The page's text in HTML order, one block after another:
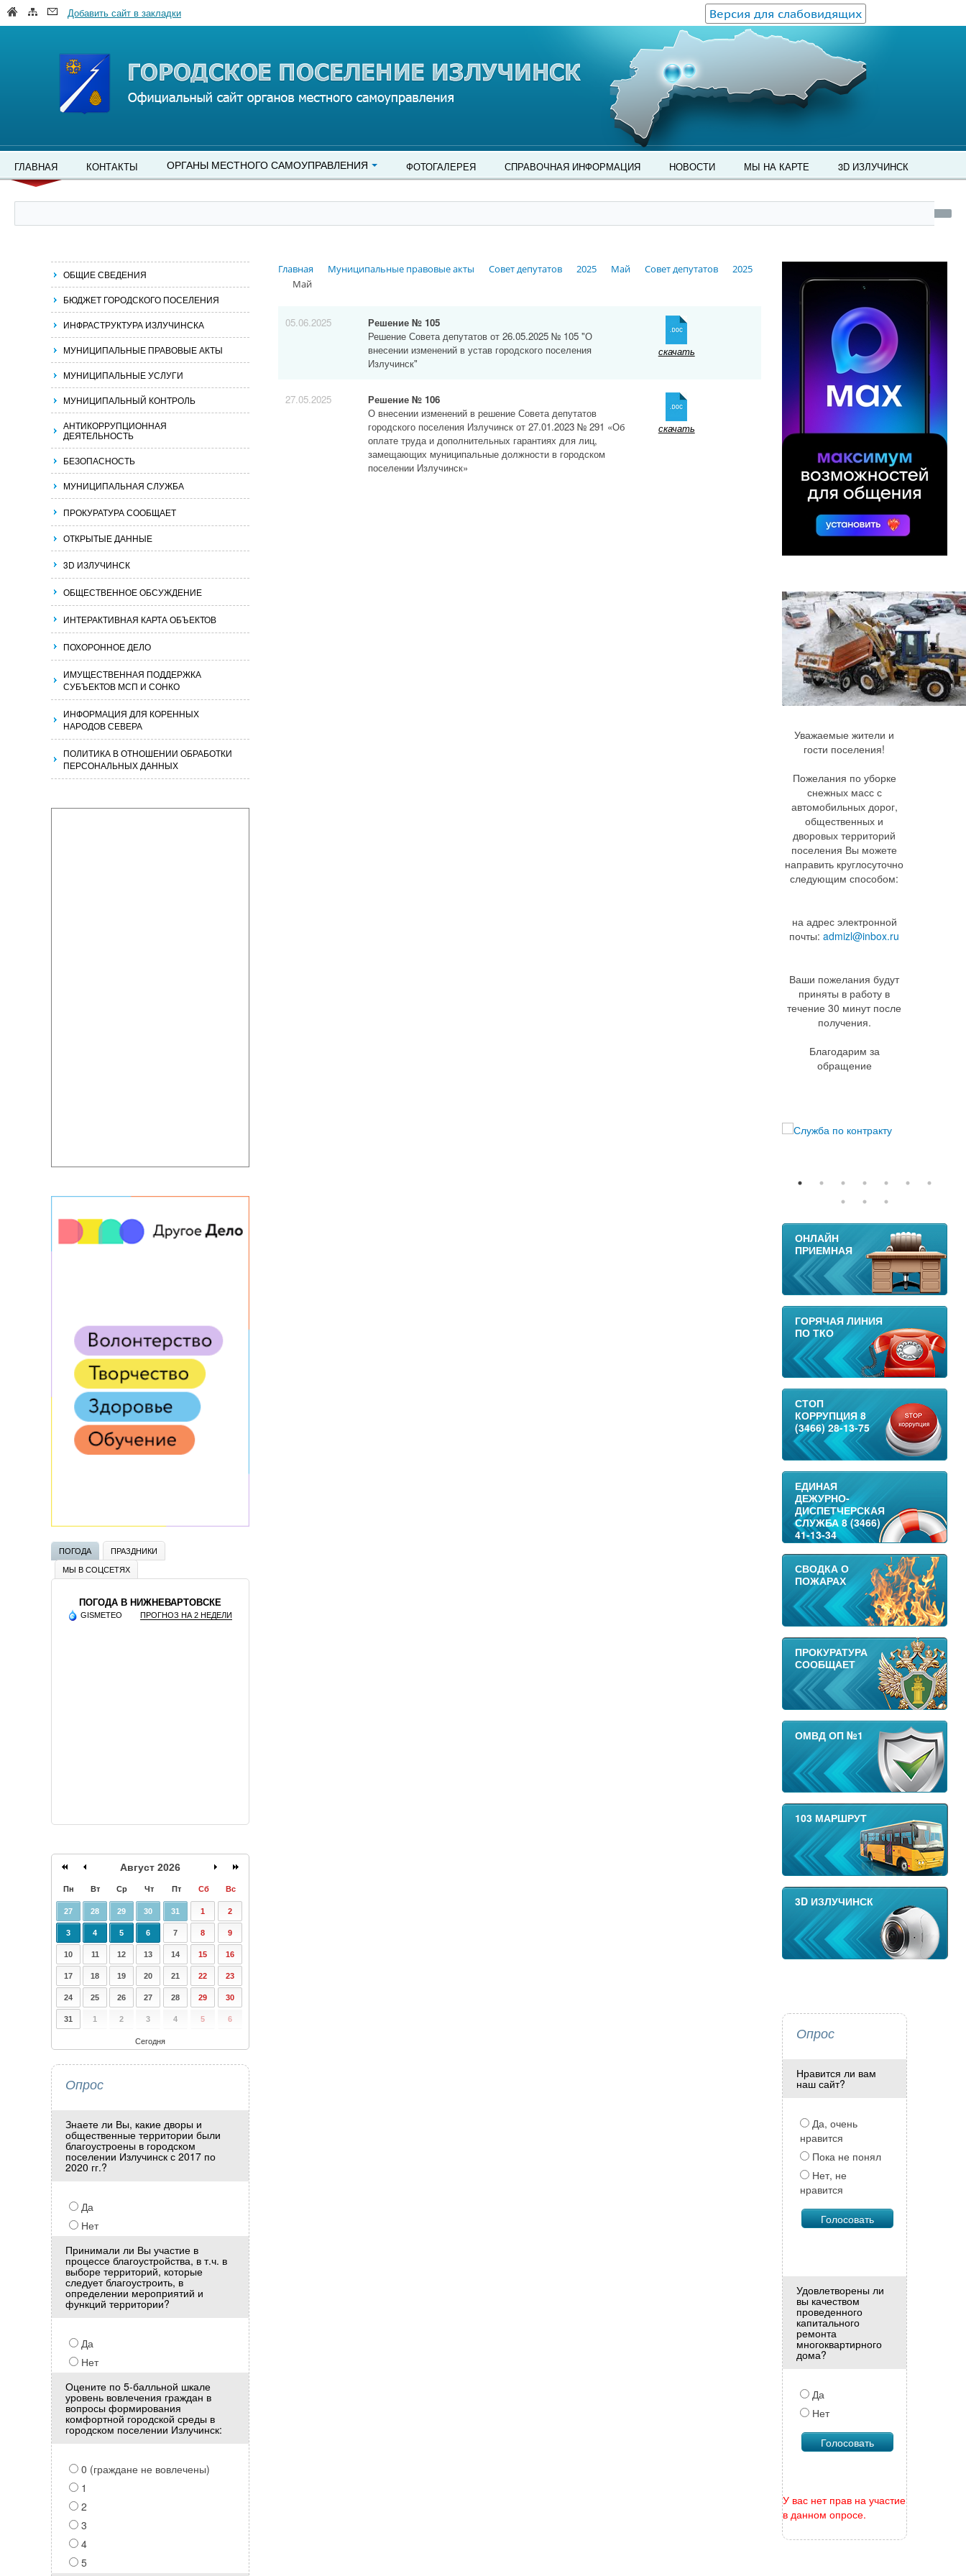
Версия для слабовидящих
Добавить сайт в закладки
ГЛАВНАЯ КОНТАКТЫ ОРГАНЫ МЕСТНОГО САМОУПРАВЛЕНИЯ ФОТОГАЛЕРЕЯ СПРАВОЧНАЯ ИНФОРМАЦИЯ НОВОСТИ МЫ НА КАРТЕ 3D ИЗЛУЧИНСК
Главная Муниципальные правовые акты Совет депутатов 2025 Май Совет депутатов
2025
Май
05.06.2025
Решение № 105
Решение Совета депутатов от 26.05.2025 № 105 "О
внесении изменений в устав городского поселения
Излучинск"
скачать
27.05.2025
Решение № 106
О внесении изменений в решение Совета депутатов
городского поселения Излучинск от 27.01.2023 № 291 «Об
оплате труда и дополнительных гарантиях для лиц,
замещающих муниципальные должности в городском
поселении Излучинск»
скачать
ОБЩИЕ СВЕДЕНИЯ
БЮДЖЕТ ГОРОДСКОГО ПОСЕЛЕНИЯ
ИНФРАСТРУКТУРА ИЗЛУЧИНСКА
МУНИЦИПАЛЬНЫЕ ПРАВОВЫЕ АКТЫ
МУНИЦИПАЛЬНЫЕ УСЛУГИ
МУНИЦИПАЛЬНЫЙ КОНТРОЛЬ
АНТИКОРРУПЦИОННАЯ
ДЕЯТЕЛЬНОСТЬ
БЕЗОПАСНОСТЬ
МУНИЦИПАЛЬНАЯ СЛУЖБА
ПРОКУРАТУРА СООБЩАЕТ
ОТКРЫТЫЕ ДАННЫЕ
3D ИЗЛУЧИНСК
ОБЩЕСТВЕННОЕ ОБСУЖДЕНИЕ
ИНТЕРАКТИВНАЯ КАРТА ОБЪЕКТОВ
ПОХОРОННОЕ ДЕЛО
ИМУЩЕСТВЕННАЯ ПОДДЕРЖКА
СУБЪЕКТОВ МСП И СОНКО
ИНФОРМАЦИЯ ДЛЯ КОРЕННЫХ
НАРОДОВ СЕВЕРА
ПОЛИТИКА В ОТНОШЕНИИ ОБРАБОТКИ
ПЕРСОНАЛЬНЫХ ДАННЫХ
ПОГОДА
ПРАЗДНИКИ
МЫ В СОЦСЕТЯХ
ПОГОДА В НИЖНЕВАРТОВСКЕ
GISMETEO ПРОГНОЗ НА 2 НЕДЕЛИ
Август 2026
Пн Вт Ср Чт Пт Сб Вс
27 28 29 30 31 1 2
3 4 5 6 7 8 9
10 11 12 13 14 15 16
17 18 19 20 21 22 23
24 25 26 27 28 29 30
31 1 2 3 4 5 6
Сегодня
Опрос
Знаете ли Вы, какие дворы и
общественные территории были
благоустроены в городском
поселении Излучинск с 2017 по
2020 гг.?
Да
Нет
Принимали ли Вы участие в
процессе благоустройства, в т.ч. в
выборе территорий, которые
следует благоустроить, в
определении мероприятий и
функций территории?
Да
Нет
Оцените по 5-балльной шкале
уровень вовлечения граждан в
вопросы формирования
комфортной городской среды в
городском поселении Излучинск:
0 (граждане не вовлечены)
1
2
3
4
5
Уважаемые жители и
гости поселения!
Пожелания по уборке
снежных масс с
автомобильных дорог,
общественных и
дворовых территорий
поселения Вы можете
направить круглосуточно
следующим способом:
на адрес электронной
почты:admizl@inbox.ru
Ваши пожелания будут
приняты в работу в
течение 30 минут после
получения.
Благодарим за
обращение
11
ОНЛАЙН
ПРИЕМНАЯ
ГОРЯЧАЯ ЛИНИЯ
ПО ТКО
СТОП
КОРРУПЦИЯ 8
(3466) 28-13-75
ЕДИНАЯ
ДЕЖУРНО-
ДИСПЕТЧЕРСКАЯ
СЛУЖБА 8 (3466)
41-13-34
СВОДКА О
ПОЖАРАХ
ПРОКУРАТУРА
СООБЩАЕТ
ОМВД ОП №1
103 МАРШРУТ
3D ИЗЛУЧИНСК
Опрос
Нравится ли вам
наш сайт?
Да, очень
нравится
Пока не понял
Нет, не
нравится
Удовлетворены ли
вы качеством
проведенного
капитального
ремонта
многоквартирного
дома?
Да
Нет
У вас нет прав на участие
в данном опросе.